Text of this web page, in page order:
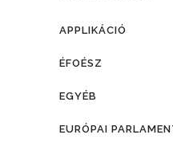
APPLIKÁCIÓ
ÉFOÉSZ
EGYÉB
EURÓPAI